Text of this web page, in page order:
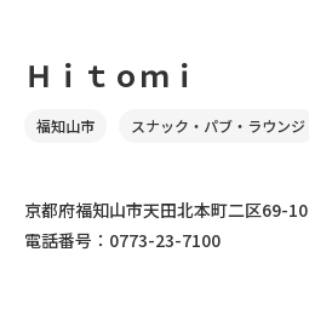
Ｈｉｔｏｍｉ
福知山市 スナック・パブ・ラウンジ
京都府福知山市天田北本町二区69-10
電話番号：0773-23-7100